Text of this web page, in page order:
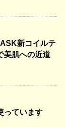
新コイルテ
美肌への近道
っています